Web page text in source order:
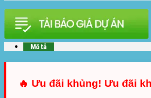
Mô tả
🔥 Ưu đãi khủng! Ưu đãi